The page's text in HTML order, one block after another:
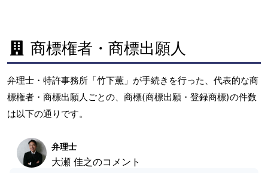
商標権者・商標出願人
弁理士・特許事務所「竹下薫」が手続きを行った、代表的な商
標権者・商標出願人ごとの、商標(商標出願・登録商標)の件数
は以下の通りです。
弁理士
大瀬 佳之のコメント